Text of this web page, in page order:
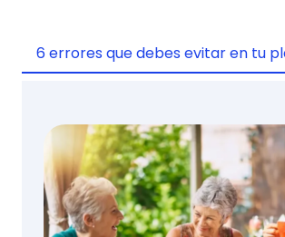
6 errores que debes evitar en tu